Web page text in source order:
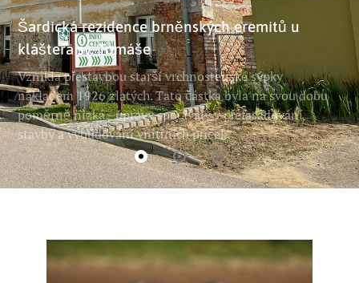
Šardická rezidence brněnských eremitů u
kláštera sv. Tomáše
Vznikla přestavbou starší vrchnostenské sýpky
nákladem 1926 zlatých. Tato částka byla na svou dobu
poměrně nízká - úpravy spočívaly v přefasádování
stavby a vybudování vnitřních příček.